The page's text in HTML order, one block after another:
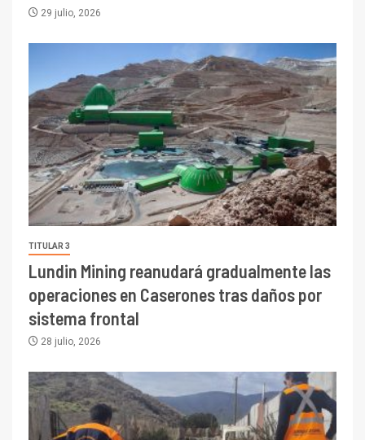
29 julio, 2026
TITULAR 3
Lundin Mining reanudará gradualmente las
operaciones en Caserones tras daños por
sistema frontal
28 julio, 2026